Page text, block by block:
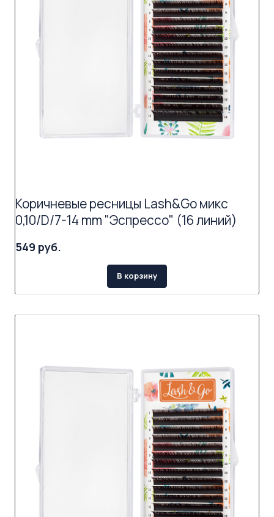
Коричневые ресницы Lash&Go микс
0,10/D/7-14 mm "Эспрессо" (16 линий)
549 руб.
В корзину